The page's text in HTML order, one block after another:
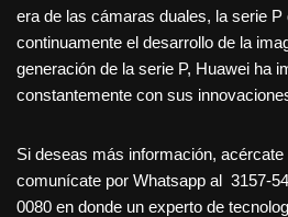
era de las cámaras duales, la serie P
continuamente el desarrollo de la
generación de la serie P, Huawei ha
constantemente con sus
Si deseas más información,
comunícate por Whatsapp al 3157-
0080 en donde un experto de